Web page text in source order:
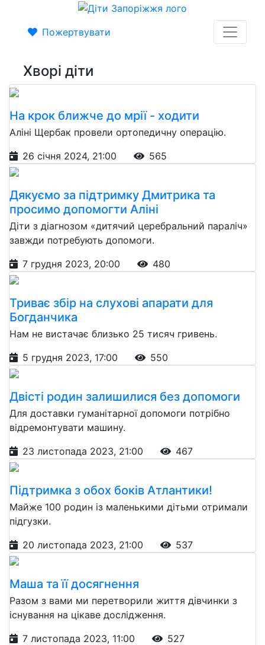
Пожертвувати
Хворі діти
На крок ближче до мрії - ходити
Аліні Щербак провели ортопедичну операцію.
26 січня 2024, 21:00
565
Дякуємо за підтримку Дмитрика та
просимо допомогти Аліні
Діти з діагнозом «дитячий церебральний параліч»
завжди потребують допомоги.
7 грудня 2023, 20:00
480
Триває збір на слухові апарати для
Богданчика
Нам не вистачає близько 25 тисяч гривень.
5 грудня 2023, 17:00
550
Двісті родин залишилися без допомоги
Для доставки гуманітарної допомоги потрібно
відремонтувати машину.
23 листопада 2023, 21:00
467
Підтримка з обох боків Атлантики!
Майже 100 родин із маленькими дітьми отримали
підгузки.
20 листопада 2023, 21:00
537
Маша та її досягнення
Разом з вами ми перетворили життя дівчинки з
існування на цікаве дослідження.
7 листопада 2023, 11:00
527